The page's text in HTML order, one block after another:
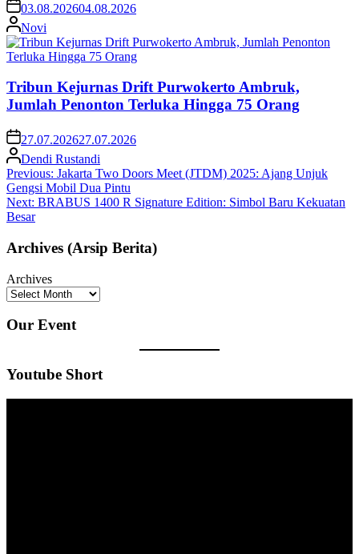
03.08.202604.08.2026
Novi
Tribun Kejurnas Drift Purwokerto Ambruk,
Jumlah Penonton Terluka Hingga 75 Orang
27.07.202627.07.2026
Dendi Rustandi
Post
navigation
Previous: Jakarta Two Doors Meet (JTDM) 2025: Ajang Unjuk
Gengsi Mobil Dua Pintu
Next: BRABUS 1400 R Signature Edition: Simbol Baru Kekuatan
Besar
Archives (Arsip Berita)
Archives
Our Event
Youtube Short